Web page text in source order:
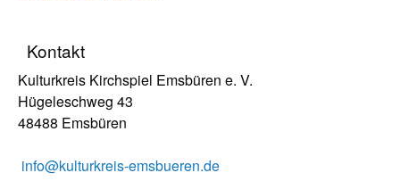
Kontakt
Kulturkreis Kirchspiel Emsbüren e. V.
Hügeleschweg 43
48488 Emsbüren
info@kulturkreis-emsbueren.de